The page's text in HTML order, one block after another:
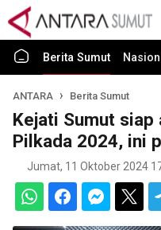
Berita Sumut
ANTARA Berita Sumut
Kejati Sumut siap
Pilkada 2024, ini
Jumat, 11 Oktober 2024